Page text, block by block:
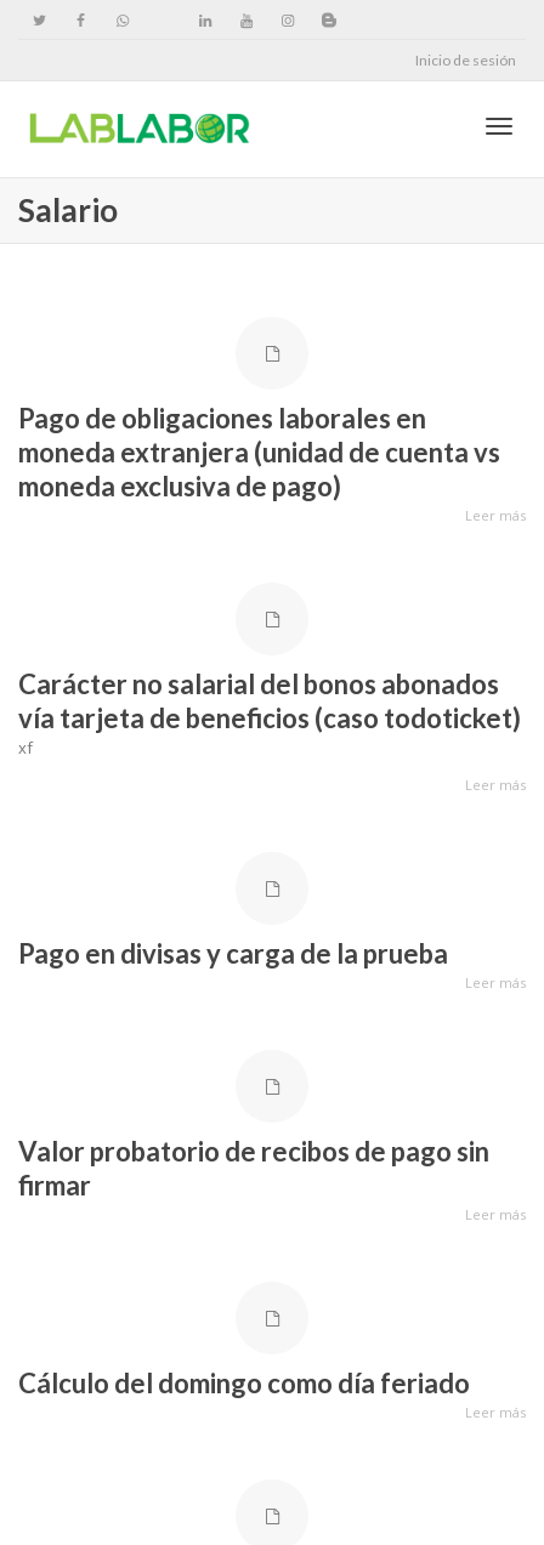
Inicio de sesión
Salario
Pago de obligaciones laborales en
moneda extranjera (unidad de cuenta vs
moneda exclusiva de pago)
Leer más
Carácter no salarial del bonos abonados
vía tarjeta de beneficios (caso todoticket)
xf
Leer más
Pago en divisas y carga de la prueba
Leer más
Valor probatorio de recibos de pago sin
firmar
Leer más
Cálculo del domingo como día feriado
Leer más